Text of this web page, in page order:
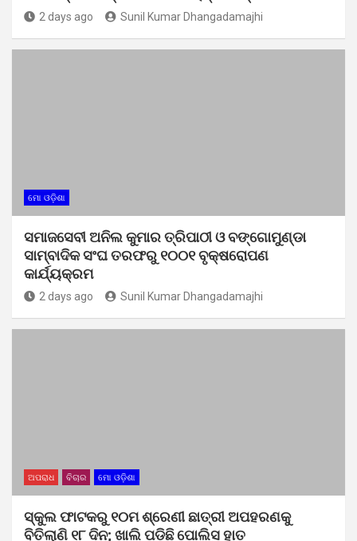
2 days ago Sunil Kumar Dhangadamajhi
ମୋ ଓଡ଼ିଶା
ସମାଜସେବୀ ଅନିଲ କୁମାର ତ୍ରିପାଠୀ ଓ ବଙ୍ଗୋମୁଣ୍ଡା
ସାମ୍ବାଦିକ ସଂଘ ତରଫରୁ ୧୦୦୧ ବୃକ୍ଷରୋପଣ
କାର୍ଯ୍ୟକ୍ରମ
2 days ago Sunil Kumar Dhangadamajhi
ଅପରାଧ ବିଚାର ମୋ ଓଡ଼ିଶା
ସ୍କୁଲ ଫାଟକରୁ ୧୦ମ ଶ୍ରେଣୀ ଛାତ୍ରୀ ଅପହରଣକୁ
ବିତିଲାଣି ୧୮ ଦିନ; ଖାଲି ପଡ଼ିଛି ପୋଲିସ ହାତ